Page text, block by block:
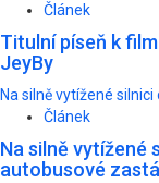
Článek
Titulní píseň k
JeyBy
Na silně vytížené
Článek
Na silně vytížené
autobusové